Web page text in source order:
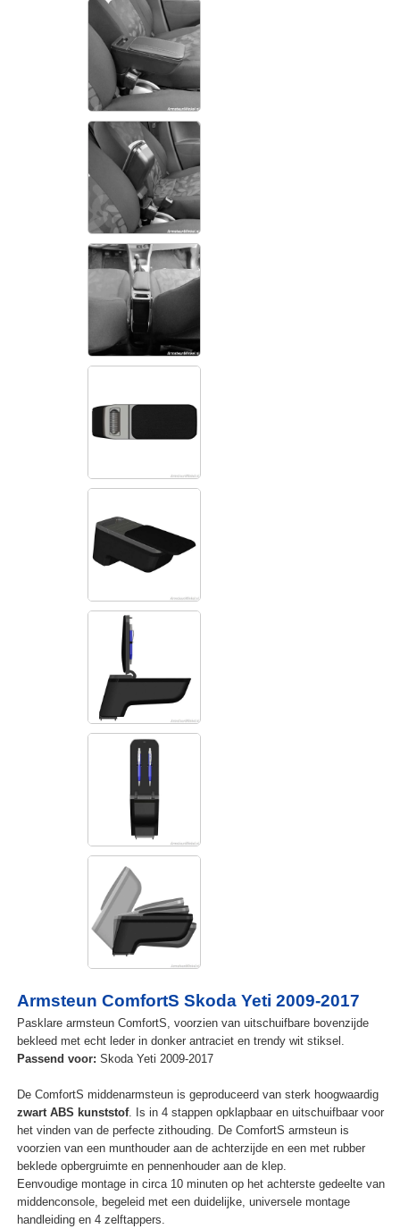
Armsteun ComfortS Skoda Yeti 2009-2017
Pasklare armsteun ComfortS, voorzien van uitschuifbare bovenzijde
bekleed met echt leder in donker antraciet en trendy wit stiksel.
Passend voor: Skoda Yeti 2009-2017
De ComfortS middenarmsteun is geproduceerd van sterk hoogwaardig
zwart ABS kunststof. Is in 4 stappen opklapbaar en uitschuifbaar voor
het vinden van de perfecte zithouding. De ComfortS armsteun is
voorzien van een munthouder aan de achterzijde en een met rubber
beklede opbergruimte en pennenhouder aan de klep.
Eenvoudige montage in circa 10 minuten op het achterste gedeelte van
middenconsole, begeleid met een duidelijke, universele montage
handleiding en 4 zelftappers.